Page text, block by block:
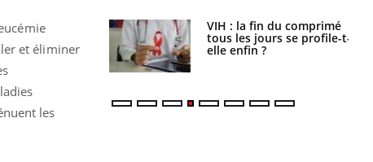
et éliminer
les
fin du comprimé
jours se profile-t-
?
Le Viagra pourrait-il
freiner la propagation du
cancer ?